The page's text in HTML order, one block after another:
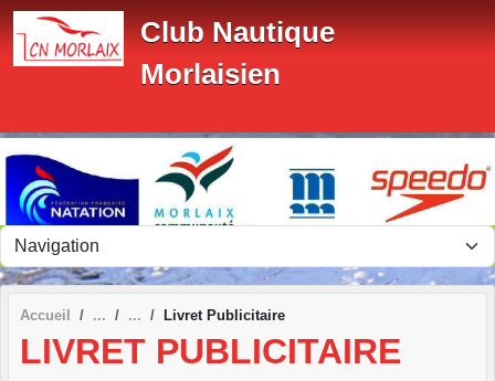
Club Nautique
Morlaisien
Accueil Livret Publicitaire
LIVRET PUBLICITAIRE
Panneau de gestion des cookies